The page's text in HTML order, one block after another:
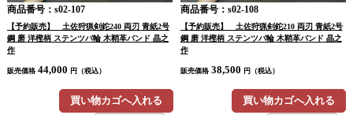
商品番号：s02-107
【予約販売】 土佐狩猟剣鉈240 両刃 青紙2号
鋼 磨 洋樫柄 ステンツバ輪 木鞘革バンド 晶之
作
販売価格 44,000 円（税込）
買い物カゴへ入れる
商品番号：s02-108
【予約販売】 土佐狩猟剣鉈210 両刃 青紙2号
鋼 磨 洋樫柄 ステンツバ輪 木鞘革バンド 晶之
作
販売価格 38,500 円（税込）
買い物カゴへ入れる